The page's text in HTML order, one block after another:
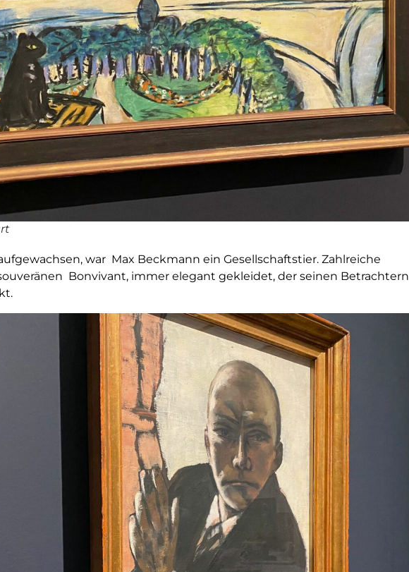
war Max Beckmann ein Gesellschaftstier. Zahlreiche
Bonvivant, immer elegant gekleidet, der seinen Betrachtern